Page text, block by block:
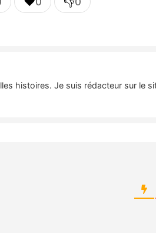
histoires. Je suis rédacteur sur le